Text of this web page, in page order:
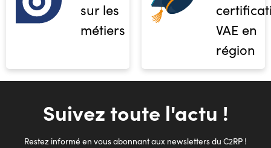
sur les
métiers
VAE en
région
Suivez toute l'actu !
Restez informé en vous abonnant aux newsletters du C2RP !